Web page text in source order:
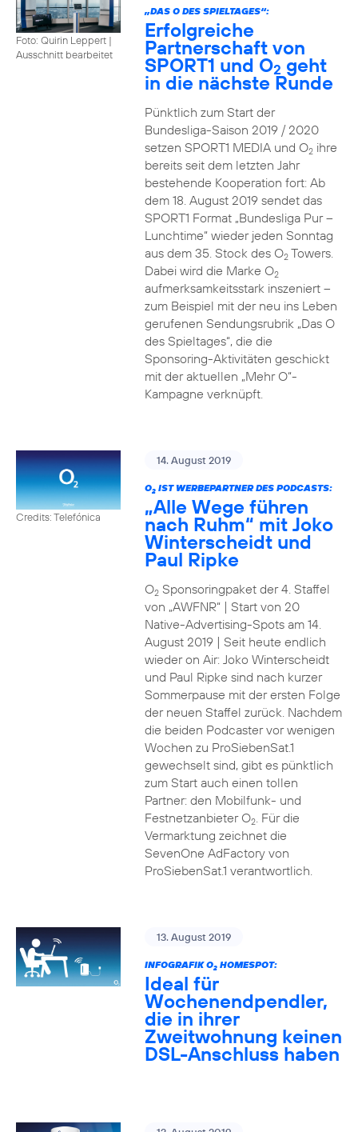
Foto: Quirin Leppert |
Ausschnitt bearbeitet
„DAS O DES SPIELTAGES“:
Erfolgreiche
Partnerschaft von
SPORT1 und O2 geht
in die nächste Runde
Pünktlich zum Start der
Bundesliga-Saison 2019 / 2020
setzen SPORT1 MEDIA und O2ihre
bereits seit dem letzten Jahr
bestehende Kooperation fort: Ab
dem 18. August 2019 sendet das
SPORT1 Format „Bundesliga Pur –
Lunchtime“ wieder jeden Sonntag
aus dem 35. Stock des O2Towers.
Dabei wird die Marke O2
aufmerksamkeitsstark inszeniert –
zum Beispiel mit der neu ins Leben
gerufenen Sendungsrubrik „Das O
des Spieltages“, die die
Sponsoring-Aktivitäten geschickt
mit der aktuellen „Mehr O“-
Kampagne verknüpft.
Credits: Telefónica
14. August 2019
O2IST WERBEPARTNER DES PODCASTS:
„Alle Wege führen
nach Ruhm“ mit Joko
Winterscheidt und
Paul Ripke
O2Sponsoringpaket der 4. Staffel
von „AWFNR“ | Start von 20
Native-Advertising-Spots am 14.
August 2019 | Seit heute endlich
wieder on Air: Joko Winterscheidt
und Paul Ripke sind nach kurzer
Sommerpause mit der ersten Folge
der neuen Staffel zurück. Nachdem
die beiden Podcaster vor wenigen
Wochen zu ProSiebenSat.1
gewechselt sind, gibt es pünktlich
zum Start auch einen tollen
Partner: den Mobilfunk- und
Festnetzanbieter O2. Für die
Vermarktung zeichnet die
SevenOne AdFactory von
ProSiebenSat.1 verantwortlich.
13. August 2019
INFOGRAFIK O2HOMESPOT:
Ideal für
Wochenendpendler,
die in ihrer
Zweitwohnung keinen
DSL-Anschluss haben